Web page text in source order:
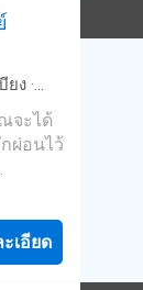
งตัว
น้ำ
คลับ
ส
จากุช
เดิน
ายใน
ารเดิน
งอยู่ที่
สาขา
นั้น
งอยู่
นหนึ่ง
นบาง
สอร์ท
Grand
ยง ·
อร์เน็ต
·เคเบิ้ล
ความ
จะได้
ผ่อนไว้
งการ
วคอน
เสียง
เอียด